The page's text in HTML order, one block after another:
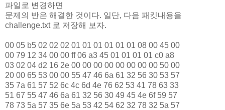
파일로 변경하면
문제의 반은 해결한 것이다. 일단, 다음 패킷내용을
challenge.txt 로 저장해 보자.
00 05 b5 02 02 02 01 01 01 01 01 01 08 00 45 00
00 79 12 34 00 00 ff 06 a3 45 01 01 01 01 c0 a8
03 02 04 d2 16 2e 00 00 00 00 00 00 00 00 50 00
20 00 65 53 00 00 55 47 46 6a 61 32 56 30 53 57
35 7a 61 57 52 6c 4c 6d 4e 76 62 53 41 78 63 33
51 67 55 47 46 6a 61 32 56 30 49 45 4e 6f 59 57
78 73 5a 57 35 6e 5a 53 42 54 62 32 78 32 5a 57